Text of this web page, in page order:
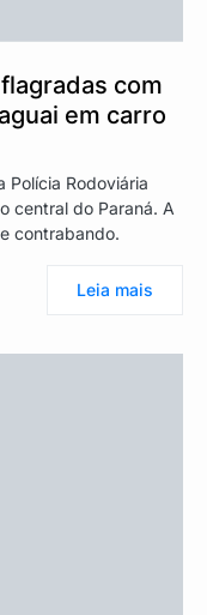
com
em carro
Polícia Rodoviária
central do Paraná. A
contrabando.
Leia mais